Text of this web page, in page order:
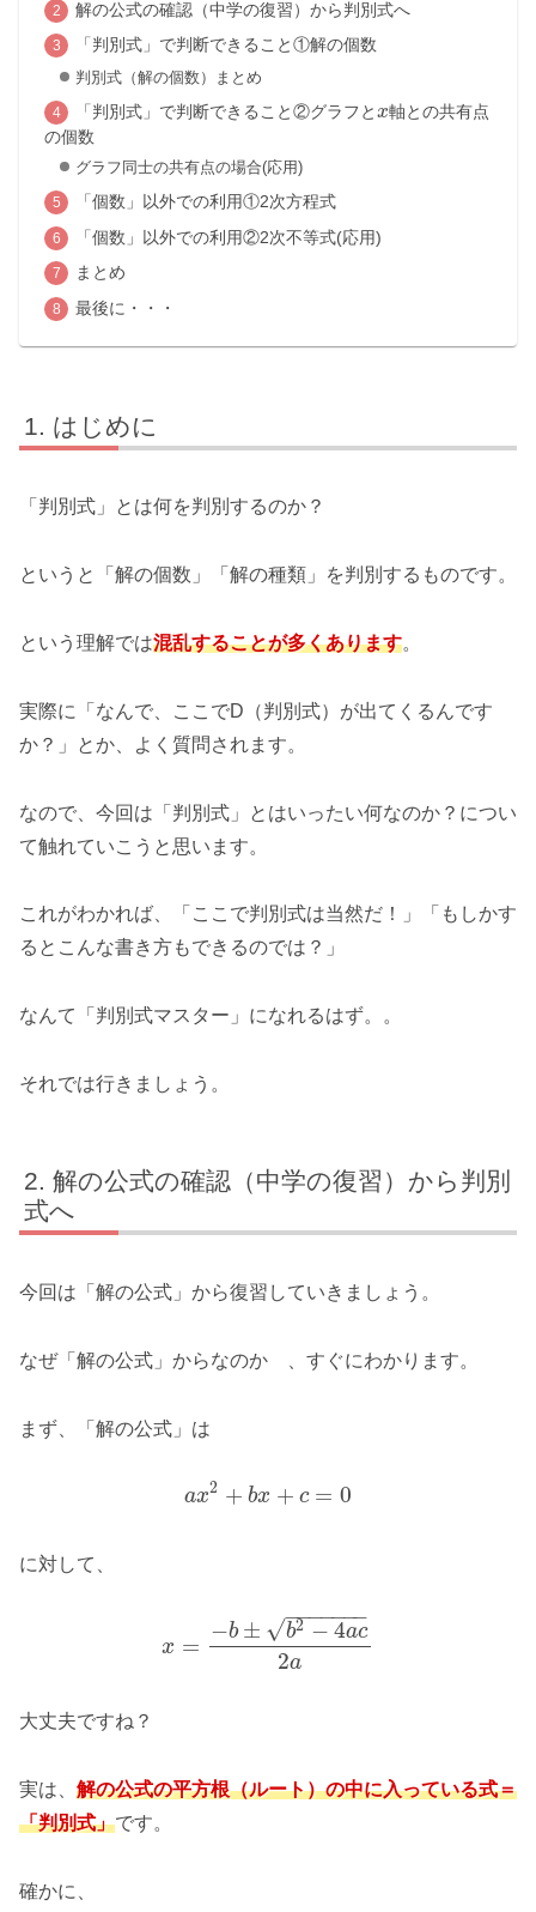
解の公式の確認（中学の復習）から判別式へ
「判別式」で判断できること①解の個数
判別式（解の個数）まとめ
「判別式」で判断できること②グラフとx軸との共有点
の個数
グラフ同士の共有点の場合(応用)
「個数」以外での利用①2次方程式
「個数」以外での利用②2次不等式(応用)
まとめ
最後に・・・
はじめに
「判別式」とは何を判別するのか？
というと「解の個数」「解の種類」を判別するものです。
という理解では混乱することが多くあります。
実際に「なんで、ここでD（判別式）が出てくるんです
か？」とか、よく質問されます。
なので、今回は「判別式」とはいったい何なのか？につい
て触れていこうと思います。
これがわかれば、「ここで判別式は当然だ！」「もしかす
るとこんな書き方もできるのでは？」
なんて「判別式マスター」になれるはず。。
それでは行きましょう。
解の公式の確認（中学の復習）から判別
式へ
今回は「解の公式」から復習していきましょう。
なぜ「解の公式」からなのか 、すぐにわかります。
まず、「解の公式」は
ax2 + bx + c = 0
に対して、
x =
−b ± b2 − 4ac
− −
−−−−−
√
2a
大丈夫ですね？
実は、 解の公式の平方根（ルート）の中に入っている式＝
「判別式」です。
確かに、